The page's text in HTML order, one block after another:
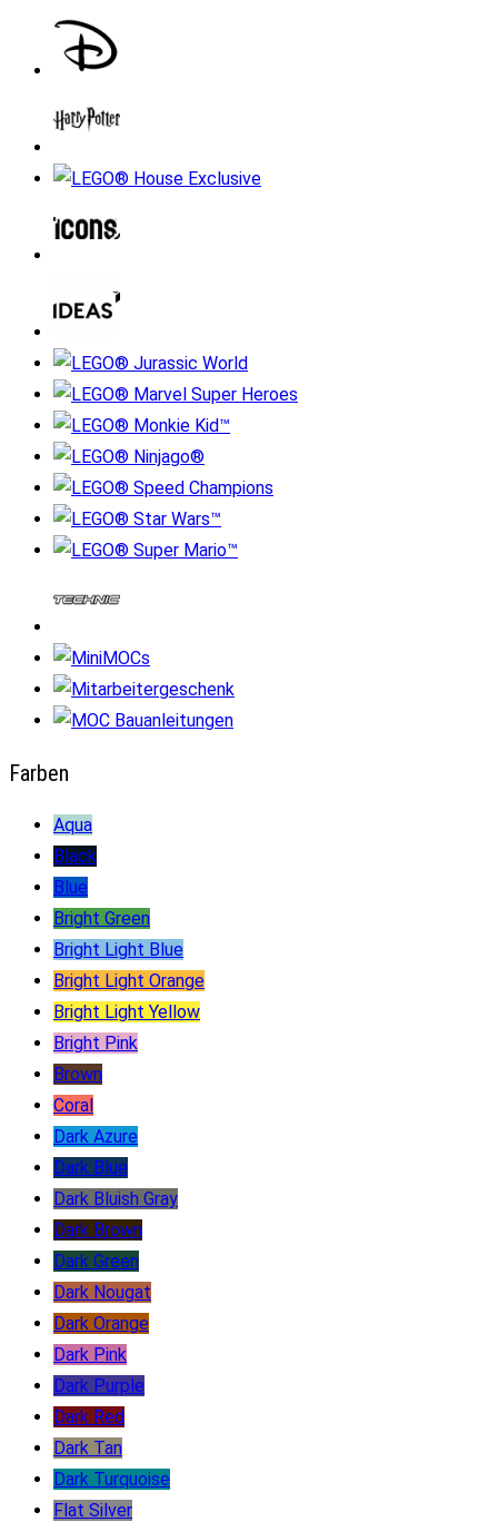
Farben
Aqua
Black
Blue
Bright Green
Bright Light Blue
Bright Light Orange
Bright Light Yellow
Bright Pink
Brown
Coral
Dark Azure
Dark Blue
Dark Bluish Gray
Dark Brown
Dark Green
Dark Nougat
Dark Orange
Dark Pink
Dark Purple
Dark Red
Dark Tan
Dark Turquoise
Flat Silver